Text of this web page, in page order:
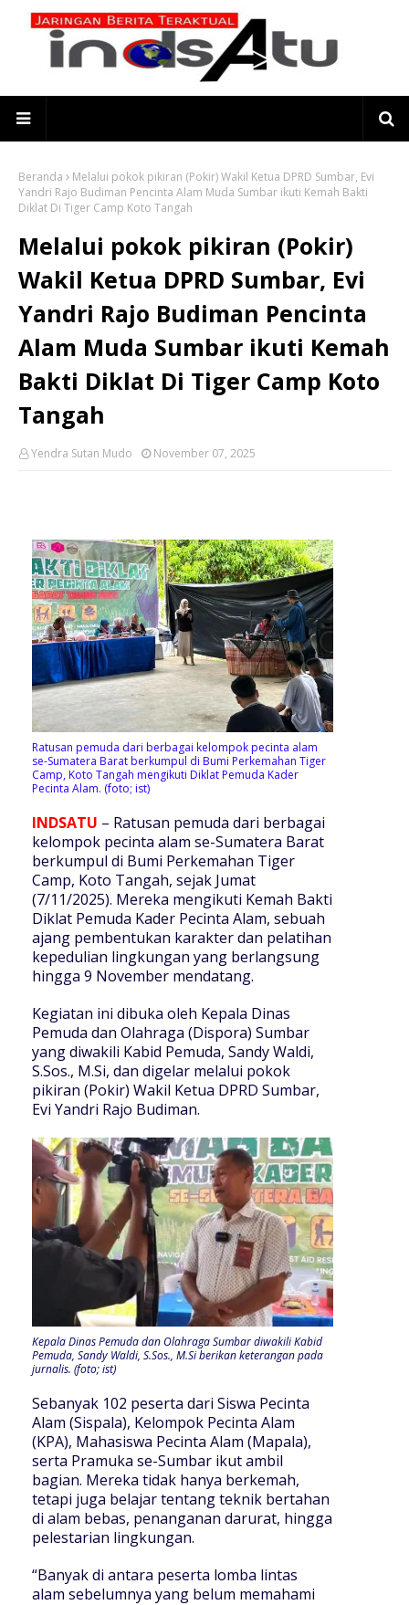
Beranda
Melalui pokok pikiran (Pokir) Wakil Ketua DPRD Sumbar, Evi
Yandri Rajo Budiman Pencinta Alam Muda Sumbar ikuti Kemah Bakti
Diklat Di Tiger Camp Koto Tangah
Melalui pokok pikiran (Pokir)
Wakil Ketua DPRD Sumbar, Evi
Yandri Rajo Budiman Pencinta
Alam Muda Sumbar ikuti Kemah
Bakti Diklat Di Tiger Camp Koto
Tangah
Yendra Sutan Mudo November 07, 2025
Ratusan pemuda dari berbagai kelompok pecinta alam
se-Sumatera Barat berkumpul di Bumi Perkemahan Tiger
Camp, Koto Tangah mengikuti Diklat Pemuda Kader
Pecinta Alam. (foto; ist)
INDSATU – Ratusan pemuda dari berbagai
kelompok pecinta alam se-Sumatera Barat
berkumpul di Bumi Perkemahan Tiger
Camp, Koto Tangah, sejak Jumat
(7/11/2025). Mereka mengikuti Kemah Bakti
Diklat Pemuda Kader Pecinta Alam, sebuah
ajang pembentukan karakter dan pelatihan
kepedulian lingkungan yang berlangsung
hingga 9 November mendatang.
Kegiatan ini dibuka oleh Kepala Dinas
Pemuda dan Olahraga (Dispora) Sumbar
yang diwakili Kabid Pemuda, Sandy Waldi,
S.Sos., M.Si, dan digelar melalui pokok
pikiran (Pokir) Wakil Ketua DPRD Sumbar,
Evi Yandri Rajo Budiman.
Kepala Dinas Pemuda dan Olahraga Sumbar diwakili Kabid
Pemuda, Sandy Waldi, S.Sos., M.Si berikan keterangan pada
jurnalis. (foto; ist)
Sebanyak 102 peserta dari Siswa Pecinta
Alam (Sispala), Kelompok Pecinta Alam
(KPA), Mahasiswa Pecinta Alam (Mapala),
serta Pramuka se-Sumbar ikut ambil
bagian. Mereka tidak hanya berkemah,
tetapi juga belajar tentang teknik bertahan
di alam bebas, penanganan darurat, hingga
pelestarian lingkungan.
“Banyak di antara peserta lomba lintas
alam sebelumnya yang belum memahami